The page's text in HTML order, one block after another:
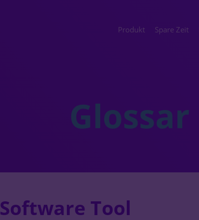
Produkt Spare Zeit
Glossar
Software Tool